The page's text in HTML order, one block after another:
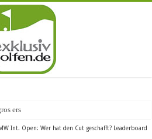
erste Golf-Co
Int. Open: Wer hat den Cut geschafft? Leaderboard